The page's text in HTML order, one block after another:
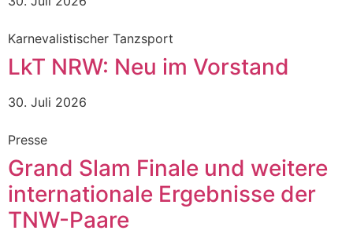
Karnevalistischer Tanzsport
LkT NRW: Neu im Vorstand
30. Juli 2026
Presse
Grand Slam Finale und weitere
internationale Ergebnisse der
TNW-Paare